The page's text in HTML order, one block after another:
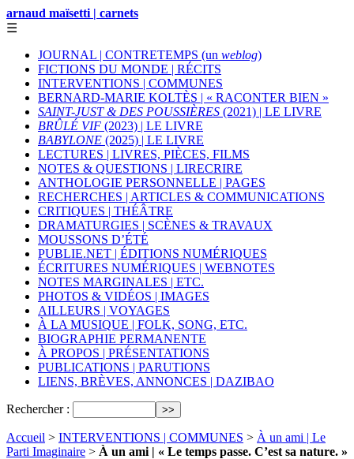
arnaud maïsetti | carnets
☰
JOURNAL | CONTRETEMPS (un weblog)
FICTIONS DU MONDE | RÉCITS
INTERVENTIONS | COMMUNES
BERNARD-MARIE KOLTÈS | « RACONTER BIEN »
SAINT-JUST & DES POUSSIÈRES (2021) | LE LIVRE
BRÛLÉ VIF (2023) | LE LIVRE
BABYLONE (2025) | LE LIVRE
LECTURES | LIVRES, PIÈCES, FILMS
NOTES & QUESTIONS | LIRECRIRE
ANTHOLOGIE PERSONNELLE | PAGES
RECHERCHES | ARTICLES & COMMUNICATIONS
CRITIQUES | THÉÂTRE
DRAMATURGIES | SCÈNES & TRAVAUX
MOUSSONS D’ÉTÉ
PUBLIE.NET | ÉDITIONS NUMÉRIQUES
ÉCRITURES NUMÉRIQUES | WEBNOTES
NOTES MARGINALES | ETC.
PHOTOS & VIDÉOS | IMAGES
AILLEURS | VOYAGES
À LA MUSIQUE | FOLK, SONG, ETC.
BIOGRAPHIE PERMANENTE
À PROPOS | PRÉSENTATIONS
PUBLICATIONS | PARUTIONS
LIENS, BRÈVES, ANNONCES | DAZIBAO
Rechercher :
Accueil > INTERVENTIONS | COMMUNES > À un ami | Le
Parti Imaginaire > À un ami | « Le temps passe. C’est sa nature. »